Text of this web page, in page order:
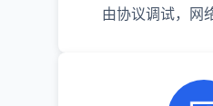
由协议调试，网